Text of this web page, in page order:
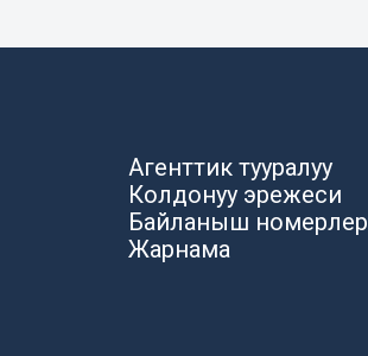
Агенттик тууралуу
Колдонуу эрежеси
Байланыш номерлер
Жарнама